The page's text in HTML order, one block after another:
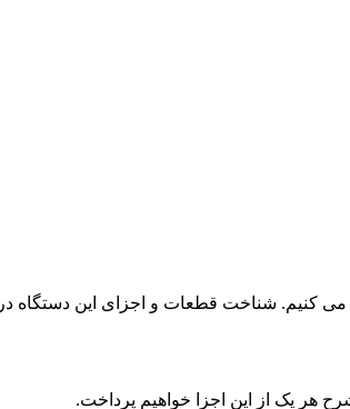
می کنیم. شناخت قطعات و اجزای این دستگاه در
هر یک از این اجزا خواهیم پرداخت.